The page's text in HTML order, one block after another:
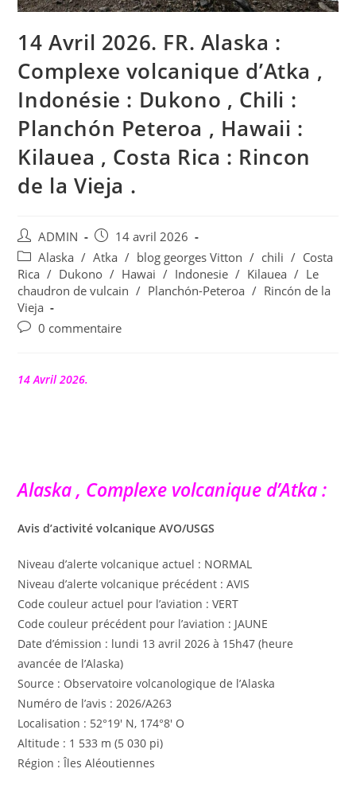
14 Avril 2026. FR. Alaska :
Complexe volcanique d’Atka ,
Indonésie : Dukono , Chili :
Planchón Peteroa , Hawaii :
Kilauea , Costa Rica : Rincon
de la Vieja .
Auteur/autrice
de
la
publication :
ADMIN
Publication
publiée :
14 avril 2026
Post
category:
Alaska / Atka / blog georges Vitton / chili / Costa
Rica / Dukono / Hawai / Indonesie / Kilauea / Le
chaudron de vulcain / Planchón-Peteroa / Rincón de la
Vieja
Commentaires
publication :
0 commentaire
14 Avril 2026.
Alaska , Complexe volcanique d’Atka :
Avis d’activité volcanique AVO/USGS
Niveau d’alerte volcanique actuel : NORMAL
Niveau d’alerte volcanique précédent : AVIS
Code couleur actuel pour l’aviation : VERT
Code couleur précédent pour l’aviation : JAUNE
Date d’émission : lundi 13 avril 2026 à 15h47 (heure
avancée de l’Alaska)
Source : Observatoire volcanologique de l’Alaska
Numéro de l’avis : 2026/A263
Localisation : 52°19′ N, 174°8′ O
Altitude : 1 533 m (5 030 pi)
Région : Îles Aléoutiennes